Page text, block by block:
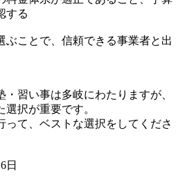
する
ぶことで、信頼できる事業者と出
習い事は多岐にわたりますが、
択が重要です。
って、ベストな選択をしてくださ
日